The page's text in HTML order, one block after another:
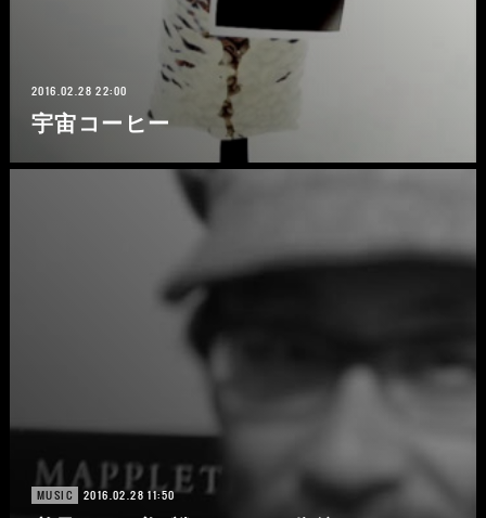
2016.02.28 22:00
宇宙コーヒー
MUSIC 2016.02.28 11:50